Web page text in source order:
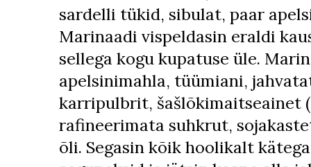
sardelli tükid, sibulat, paar
Marinaadi vispeldasin eraldi
sellega kogu kupatuse üle.
apelsinimahla, tüümiani,
karripulbrit, šašlõkimaitseainet
rafineerimata suhkrut,
õli. Segasin kõik hoolikalt